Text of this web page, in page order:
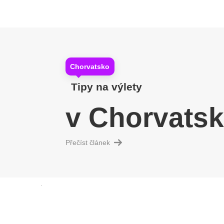
Chorvatsko
Tipy na výlety
v
Přečíst článek